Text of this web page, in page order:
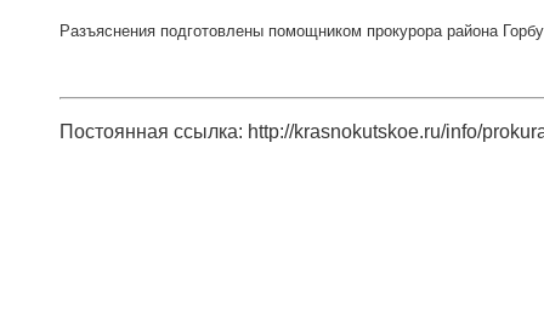
Разъяснения подготовлены помощником прокурора района
Постоянная ссылка: http://krasnokutskoe.ru/info/